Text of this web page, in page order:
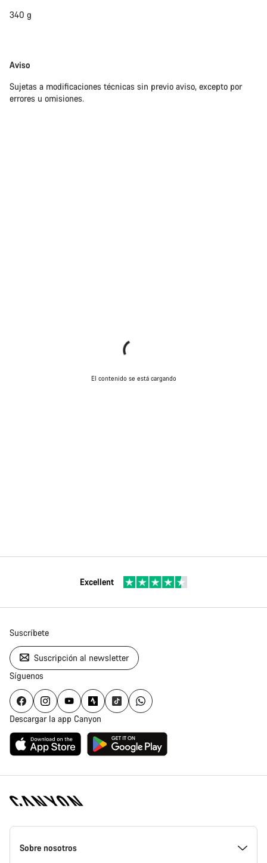
340 g
Exención
responsabilidades
Aviso
Sujetas a modificaciones técnicas sin previo aviso, excepto por
errores u omisiones.
El contenido se está cargando
Excellent
Suscríbete
Suscripción al newsletter
Síguenos
Descargar la app Canyon
Canyon
Homepage
Sobre nosotros